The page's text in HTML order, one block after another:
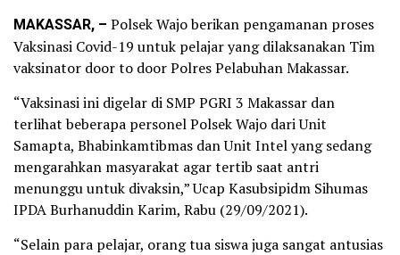
MAKASSAR, – Polsek Wajo berikan pengamanan proses
Vaksinasi Covid-19 untuk pelajar yang dilaksanakan Tim
vaksinator door to door Polres Pelabuhan Makassar.
“Vaksinasi ini digelar di SMP PGRI 3 Makassar dan
terlihat beberapa personel Polsek Wajo dari Unit
Samapta, Bhabinkamtibmas dan Unit Intel yang sedang
mengarahkan masyarakat agar tertib saat antri
menunggu untuk divaksin,” Ucap Kasubsipidm Sihumas
IPDA Burhanuddin Karim, Rabu (29/09/2021).
“Selain para pelajar, orang tua siswa juga sangat antusias